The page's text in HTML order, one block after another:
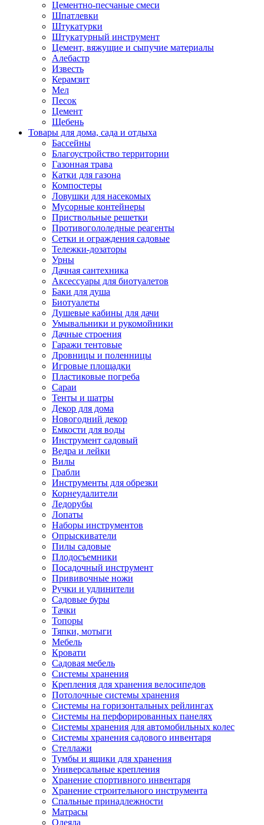
Цементно-песчаные смеси
Шпатлевки
Штукатурки
Штукатурный инструмент
Цемент, вяжущие и сыпучие материалы
Алебастр
Известь
Керамзит
Мел
Песок
Цемент
Щебень
Товары для дома, сада и отдыха
Бассейны
Благоустройство территории
Газонная трава
Катки для газона
Компостеры
Ловушки для насекомых
Мусорные контейнеры
Приствольные решетки
Противогололедные реагенты
Сетки и ограждения садовые
Тележки-дозаторы
Урны
Дачная сантехника
Аксессуары для биотуалетов
Баки для душа
Биотуалеты
Душевые кабины для дачи
Умывальники и рукомойники
Дачные строения
Гаражи тентовые
Дровницы и поленницы
Игровые площадки
Пластиковые погреба
Сараи
Тенты и шатры
Декор для дома
Новогодний декор
Емкости для воды
Инструмент садовый
Ведра и лейки
Вилы
Грабли
Инструменты для обрезки
Корнеудалители
Ледорубы
Лопаты
Наборы инструментов
Опрыскиватели
Пилы садовые
Плодосъемники
Посадочный инструмент
Прививочные ножи
Ручки и удлинители
Садовые буры
Тачки
Топоры
Тяпки, мотыги
Мебель
Кровати
Садовая мебель
Системы хранения
Крепления для хранения велосипедов
Потолочные системы хранения
Системы на горизонтальных рейлингах
Системы на перфорированных панелях
Системы хранения для автомобильных колес
Системы хранения садового инвентаря
Стеллажи
Тумбы и ящики для хранения
Универсальные крепления
Хранение спортивного инвентаря
Хранение строительного инструмента
Спальные принадлежности
Матрасы
Одеяла